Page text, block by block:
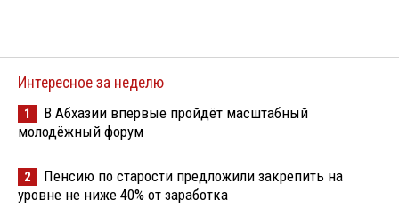
Интересное за неделю
1
В Абхазии впервые пройдёт масштабный
молодёжный форум
2
Пенсию по старости предложили закрепить на
уровне не ниже 40% от заработка